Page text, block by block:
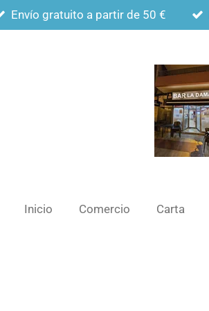
Envío gratuito a partir de 50 €
Inicio Comercio Carta